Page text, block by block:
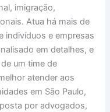
imigração,
Atua há mais de
indivíduos e empresas
em detalhes, e
um time de
atender aos
em São Paulo,
por advogados,